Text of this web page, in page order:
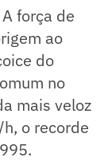
força de
ao
do
no
mais veloz
o recorde